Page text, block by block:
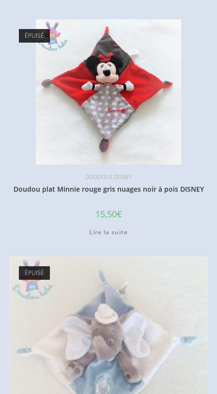
ÉPUISÉ
DOUDOUS DISNEY
Doudou plat Minnie rouge gris nuages noir à pois DISNEY
15,50€
Lire la suite
ÉPUISÉ